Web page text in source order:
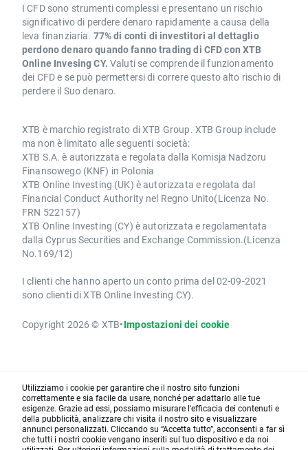
I CFD sono strumenti complessi e presentano un rischio
significativo di perdere denaro rapidamente a causa della
leva finanziaria. 77% di conti di investitori al dettaglio
perdono denaro quando fanno trading di CFD con XTB
Online Invesing CY. Valuti se comprende il funzionamento
dei CFD e se può permettersi di correre questo alto rischio di
perdere il Suo denaro.
XTB è marchio registrato di XTB Group. XTB Group include
ma non è limitato alle seguenti società:
XTB S.A. è autorizzata e regolata dalla Komisja Nadzoru
Finansowego (KNF) in Polonia
XTB Online Investing (UK) è autorizzata e regolata dal
Financial Conduct Authority nel Regno Unito(Licenza No.
FRN 522157)
XTB Online Investing (CY) è autorizzata e regolamentata
dalla Cyprus Securities and Exchange Commission.(Licenza
No.169/12)
I clienti che hanno aperto un conto prima del 02-09-2021
sono clienti di XTB Online Investing CY).
Copyright 2026 © XTB•Impostazioni dei cookie
Utilizziamo i cookie per garantire che il nostro sito funzioni
correttamente e sia facile da usare, nonché per adattarlo alle tue
esigenze. Grazie ad essi, possiamo misurare l'efficacia dei contenuti e
della pubblicità, analizzare chi visita il nostro sito e visualizzare
annunci personalizzati. Cliccando su “Accetta tutto”, acconsenti a far sì
che tutti i nostri cookie vengano inseriti sul tuo dispositivo e da noi